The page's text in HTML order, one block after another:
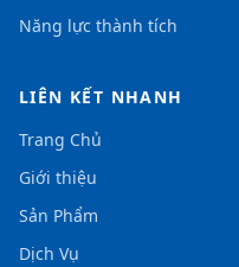
Năng lực thành tích
LIÊN KẾT NHANH
Trang Chủ
Giới thiệu
Sản Phẩm
Dịch Vụ